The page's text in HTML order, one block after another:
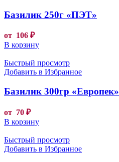
Базилик 250г «ПЭТ»
от 106 ₽
В корзину
Быстрый просмотр
Добавить в Избранное
Базилик 300гр «Европек»
от 70 ₽
В корзину
Быстрый просмотр
Добавить в Избранное